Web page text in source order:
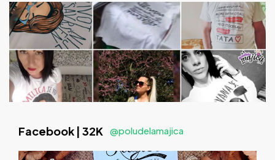
Facebook | 32K @poludelamajica